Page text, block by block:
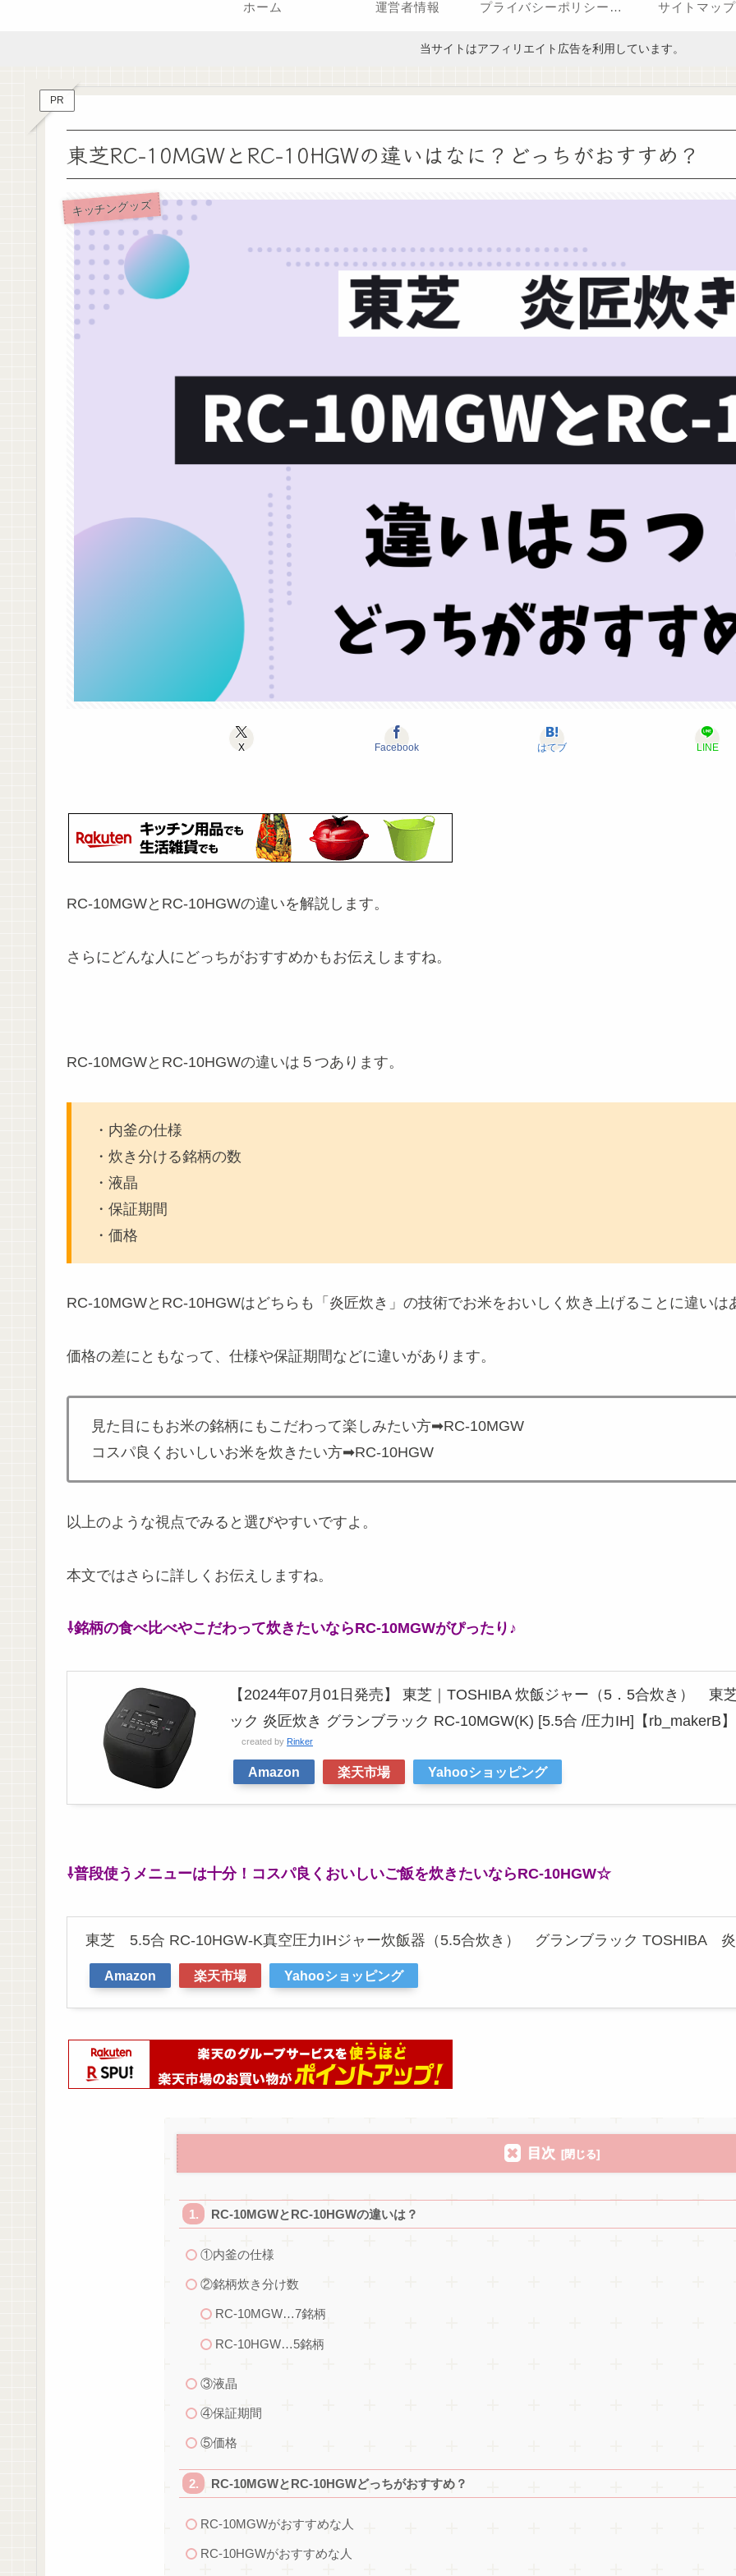
ホーム 運営者情報 プライバシーポリシー（改正電気通信事業法・外部送信規律に関する事項を含む） サイトマップ
当サイトはアフィリエイト広告を利用しています。
PR
東芝RC-10MGWとRC-10HGWの違いはなに？どっちがおすすめ？
キッチングッズ
X Facebook はてブ LINE
RC-10MGWとRC-10HGWの違いを解説します。
さらにどんな人にどっちがおすすめかもお伝えしますね。
RC-10MGWとRC-10HGWの違いは５つあります。
・内釜の仕様
・炊き分ける銘柄の数
・液晶
・保証期間
・価格
RC-10MGWとRC-10HGWはどちらも「炎匠炊き」の技術でお米をおいしく炊き上げることに違いは
価格の差にともなって、仕様や保証期間などに違いがあります。
見た目にもお米の銘柄にもこだわって楽しみたい方➡RC-10MGW
コスパ良くおいしいお米を炊きたい方➡RC-10HGW
以上のような視点でみると選びやすいですよ。
本文ではさらに詳しくお伝えしますね。
⇩銘柄の食べ比べやこだわって炊きたいならRC-10MGWがぴったり♪
【2024年07月01日発売】 東芝｜TOSHIBA 炊飯ジャー（5．5合炊き）
ック 炎匠炊き グランブラック RC-10MGW(K) [5.5合 /圧力IH]【rb_makerB】
created by Rinker
Amazon 楽天市場 Yahooショッピング
⇩普段使うメニューは十分！コスパ良くおいしいご飯を炊きたいならRC-10HGW☆
東芝 5.5合 RC-10HGW-K真空圧力IHジャー炊飯器（5.5合炊き） グランブラック TOSHIBA 炎
Amazon 楽天市場 Yahooショッピング
目次
RC-10MGWとRC-10HGWの違いは？
①内釜の仕様
②銘柄炊き分け数
RC-10MGW…7銘柄
RC-10HGW…5銘柄
③液晶
④保証期間
⑤価格
RC-10MGWとRC-10HGWどっちがおすすめ？
RC-10MGWがおすすめな人
RC-10HGWがおすすめな人